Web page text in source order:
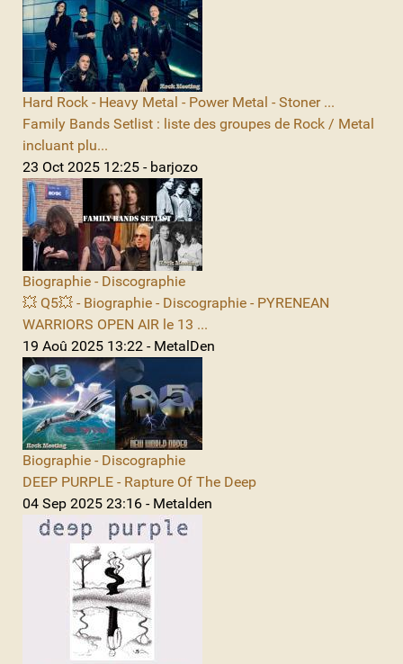
Hard Rock - Heavy Metal - Power Metal - Stoner ...
Family Bands Setlist : liste des groupes de Rock / Metal
incluant plu...
23 Oct 2025 12:25 - barjozo
Biographie - Discographie
💥 Q5💥 - Biographie - Discographie - PYRENEAN
WARRIORS OPEN AIR le 13 ...
19 Aoû 2025 13:22 - MetalDen
Biographie - Discographie
DEEP PURPLE - Rapture Of The Deep
04 Sep 2025 23:16 - Metalden